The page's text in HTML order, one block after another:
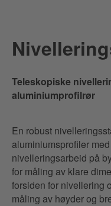
Teleskopiske
aluminiumprofilrør
En robust
aluminiumsprofiler
nivelleringsarbeid på
for måling av klare
forsiden for nivellering
måling av høyder og